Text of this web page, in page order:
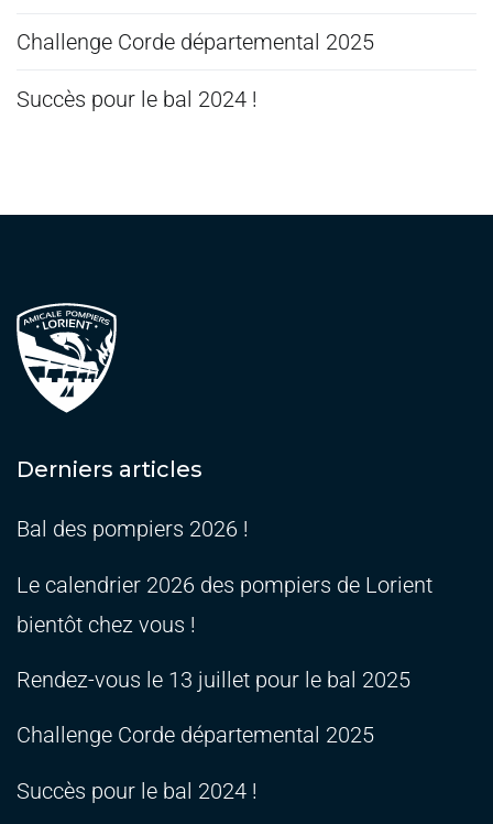
Challenge Corde départemental 2025
Succès pour le bal 2024 !
Derniers articles
Bal des pompiers 2026 !
Le calendrier 2026 des pompiers de Lorient
bientôt chez vous !
Rendez-vous le 13 juillet pour le bal 2025
Challenge Corde départemental 2025
Succès pour le bal 2024 !